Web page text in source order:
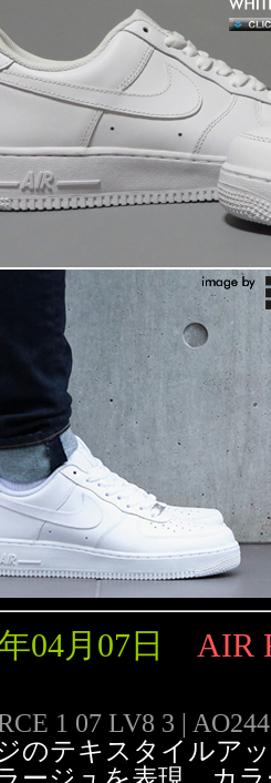
04月07日
AIR
1 07 LV8 3 |
のテキスタイルア